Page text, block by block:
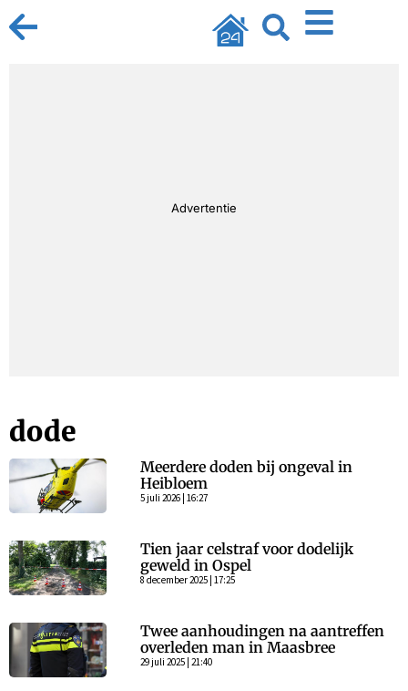
Advertentie
dode
Meerdere doden bij ongeval in
Heibloem
5 juli 2026 | 16:27
Tien jaar celstraf voor dodelijk
geweld in Ospel
8 december 2025 | 17:25
Twee aanhoudingen na aantreffen
overleden man in Maasbree
29 juli 2025 | 21:40